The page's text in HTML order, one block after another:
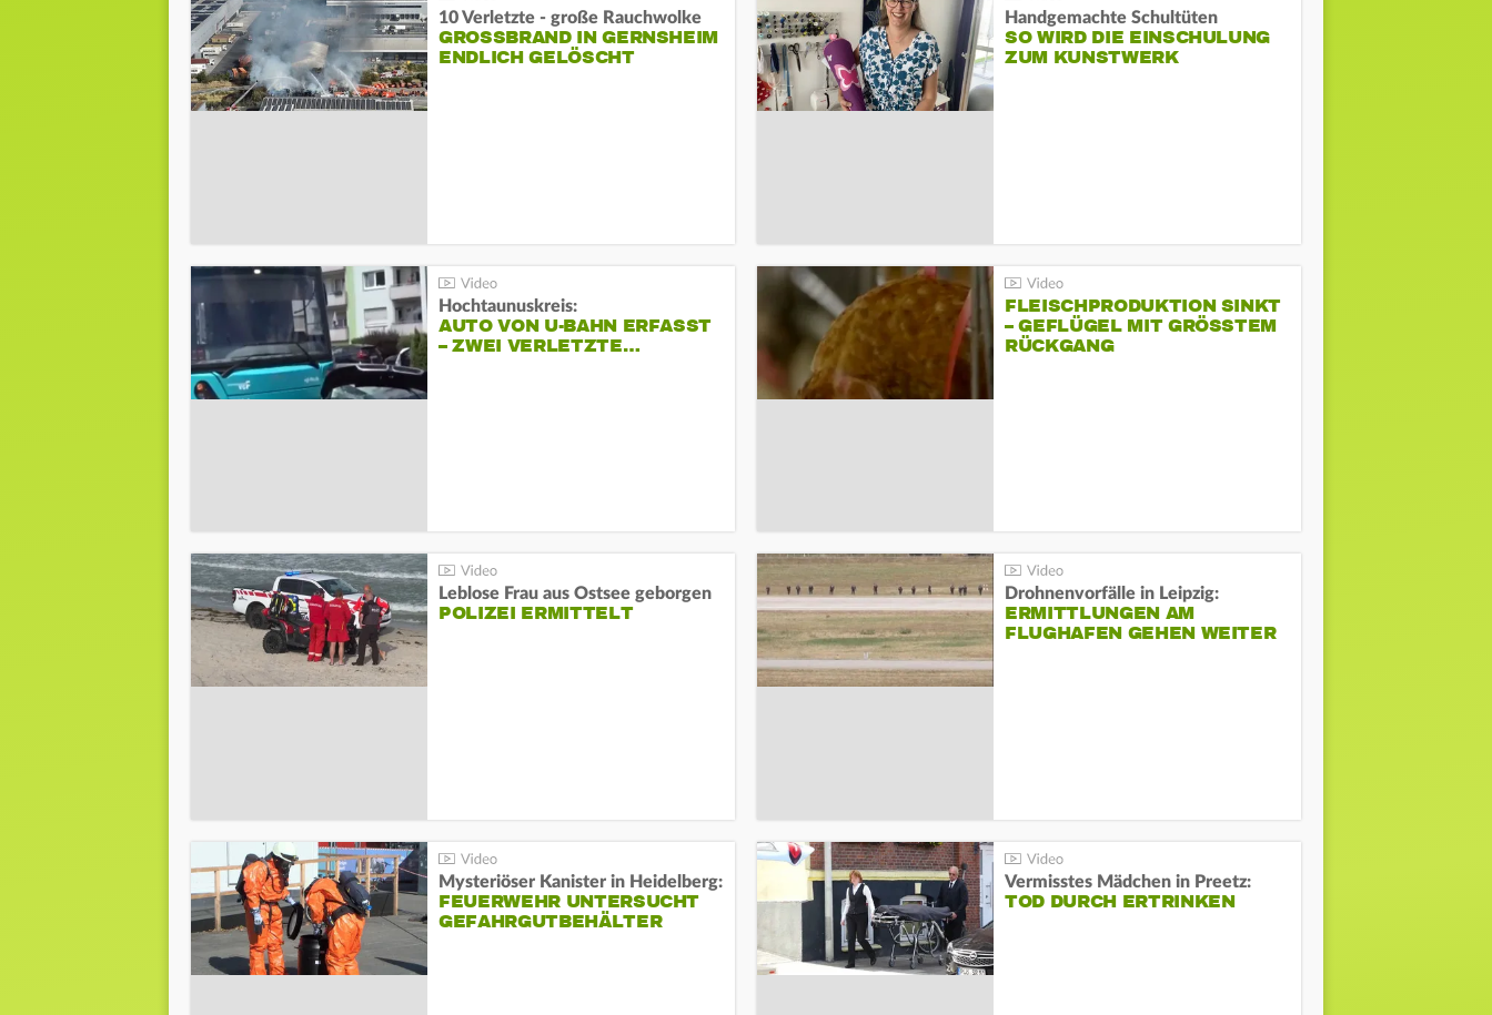
10 Verletzte - große Rauchwolke
GROSSBRAND IN GERNSHEIM E
NDLICH GELÖSCHT
Handgemachte Schultüten
SO WIRD DIE EINSCHULUNG
ZUM KUNSTWERK
Hochtaunuskreis:
AUTO VON U-BAHN ERFASST
– ZWEI VERLETZTE…
FLEISCHPRODUKTION SINKT
– GEFLÜGEL MIT GRÖSSTEM R
ÜCKGANG
Leblose Frau aus Ostsee geborgen
POLIZEI ERMITTELT
Drohnenvorfälle in Leipzig:
ERMITTLUNGEN AM
FLUGHAFEN GEHEN WEITER
Mysteriöser Kanister in Heidelberg:
FEUERWEHR UNTERSUCHT
GEFAHRGUTBEHÄLTER
Vermisstes Mädchen in Preetz:
TOD DURCH ERTRINKEN